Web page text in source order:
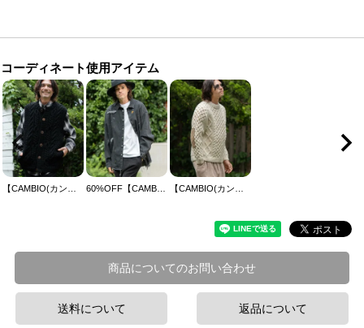
コーディネート使用アイテム
商品についてのお問い合わせ
送料について 返品について